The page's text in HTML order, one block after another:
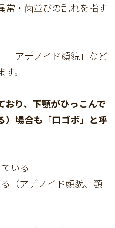
常・歯並びの乱れを指す
「アデノイド顔貌」など
。
り、下顎がひっこんで
）場合も「口ゴボ」と呼
いる
（アデノイド顔貌、顎